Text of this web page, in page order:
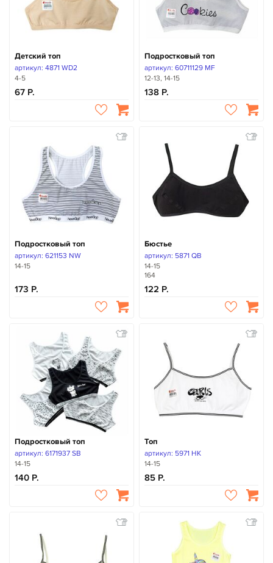
Детский топ
артикул: 4871 WD2
4-5
67
Подростковый топ
артикул: 60711129 MF
12-13, 14-15
138
Подростковый топ
артикул: 621153 NW
14-15
173
Бюстье
артикул: 5871 QB
14-15
164
122
Подростковый топ
артикул: 6171937 SB
14-15
140
Топ
артикул: 5971 HK
14-15
85